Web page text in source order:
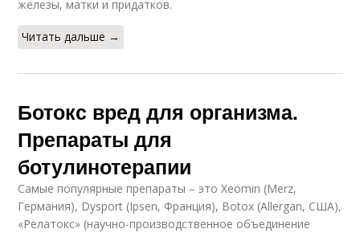
железы, матки и придатков.
Читать дальше →
Ботокс вред для организма.
Препараты для
ботулинотерапии
Самые популярные препараты – это Xeomin (Merz,
Германия), Dysport (Ipsen, Франция), Botox (Allergan, США),
«Релатокс» (научно-производственное объединение